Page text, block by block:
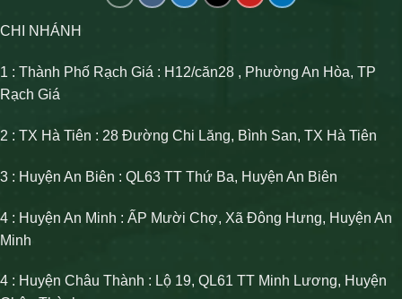
CHI NHÁNH
1 : Thành Phố Rạch Giá : H12/căn28 , Phường An Hòa, TP
Rạch Giá
2 : TX Hà Tiên : 28 Đường Chi Lăng, Bình San, TX Hà Tiên
3 : Huyện An Biên : QL63 TT Thứ Ba, Huyện An Biên
4 : Huyện An Minh : ẤP Mười Chợ, Xã Đông Hưng, Huyện An
Minh
4 : Huyện Châu Thành : Lộ 19, QL61 TT Minh Lương, Huyện